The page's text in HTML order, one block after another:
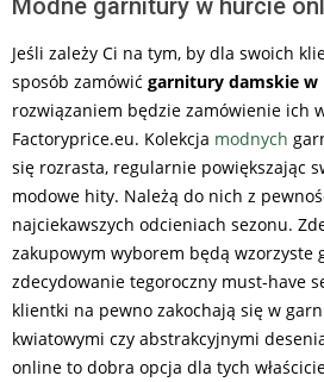
Modne garnitury w hurcie
Jeśli zależy Ci na tym, by dla swoich
sposób zamówić garnitury damskie w
rozwiązaniem będzie zamówienie ich
Factoryprice.eu. Kolekcja modnych
się rozrasta, regularnie powiększając
modowe hity. Należą do nich z
najciekawszych odcieniach sezonu.
zakupowym wyborem będą wzorzyste
zdecydowanie tegoroczny must-have
klientki na pewno zakochają się w
kwiatowymi czy abstrakcyjnymi
online to dobra opcja dla tych